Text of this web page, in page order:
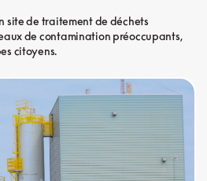
site de traitement de déchets
de contamination préoccupants,
citoyens.